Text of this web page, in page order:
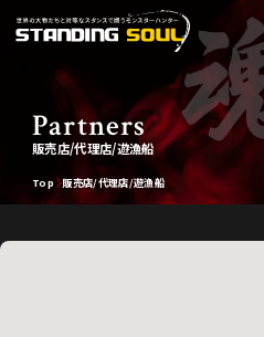
Partners
販売店/代理店/遊漁船
Top 販売店/代理店/遊漁船